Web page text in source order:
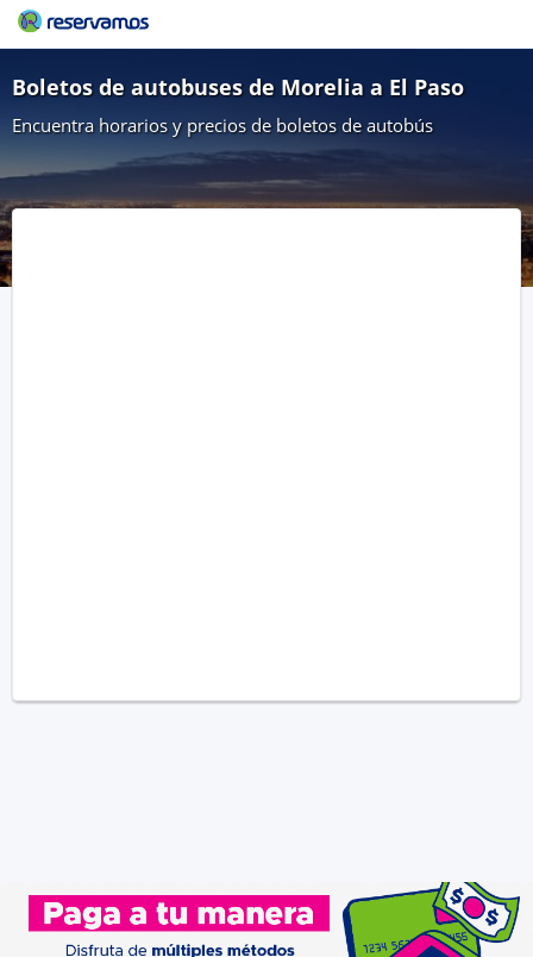
Boletos de autobuses de Morelia a El Paso
Encuentra horarios y precios de boletos de autobús